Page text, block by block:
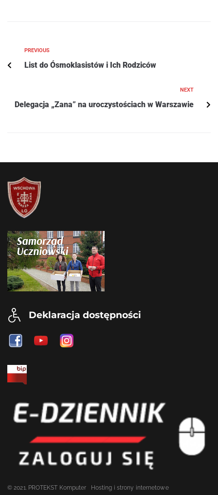
PREVIOUS
List do Ósmoklasistów i Ich Rodziców
NEXT
Delegacja „Zana” na uroczystościach w Warszawie
Deklaracja dostępności
© 2021. PROTEKST Komputer Hosting i strony internetowe